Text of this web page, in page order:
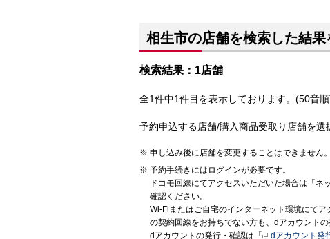
相生市の店舗を検索した結
検索結果：1店舗
全1件中1件目を表示しております。(50音
予約申込する店舗/購入商品受取り店舗を選
申し込み後に店舗を変更することはできません。
予約手続きにはログインが必要です。
ドコモ回線にてアクセスいただいた場合は「
確認ください。
Wi-Fiまたはご自宅のインターネット環境にて
の契約回線をお持ちでない方も、dアカウントの
dアカウントの発行・確認は「
dアカウント発